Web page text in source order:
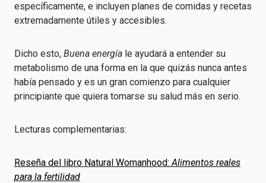
específicamente, e incluyen planes de comidas y recetas
extremadamente útiles y accesibles.
Dicho esto, Buena energía le ayudará a entender su
metabolismo de una forma en la que quizás nunca antes
había pensado y es un gran comienzo para cualquier
principiante que quiera tomarse su salud más en serio.
Lecturas complementarias:
Reseña del libro Natural Womanhood:Alimentos reales
para la fertilidad